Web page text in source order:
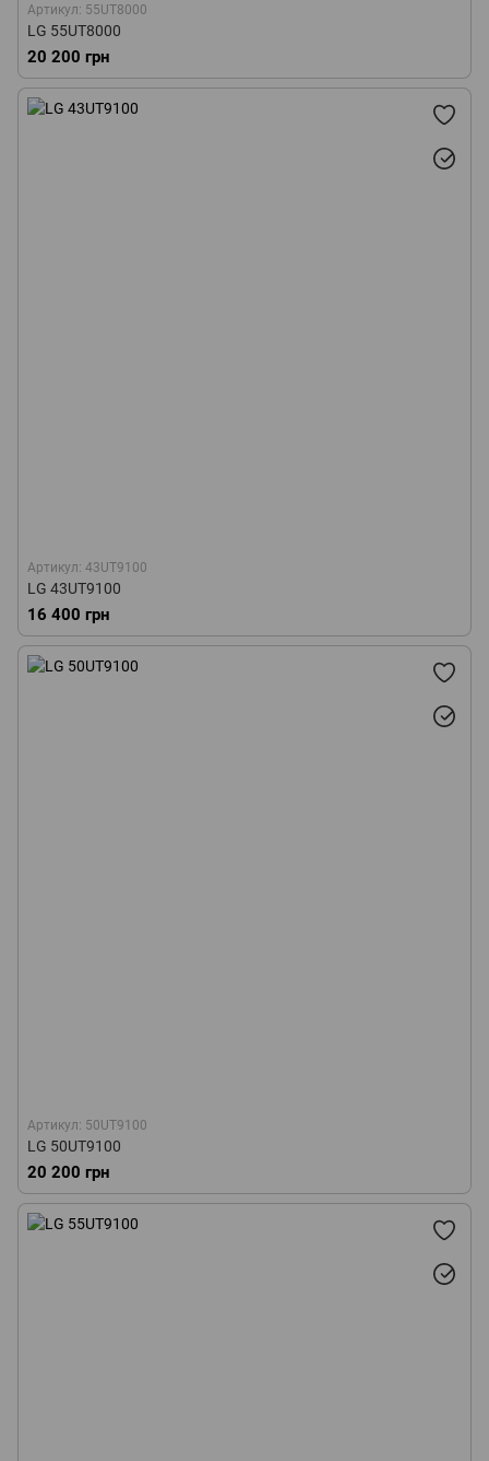
Артикул: 55UT8000
LG 55UT8000
20 200 грн
Артикул: 43UT9100
LG 43UT9100
16 400 грн
Артикул: 50UT9100
LG 50UT9100
20 200 грн